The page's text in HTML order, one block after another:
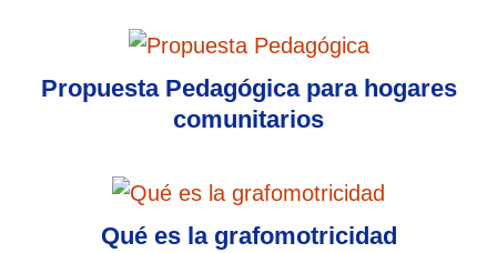
Propuesta Pedagógica para hogares
comunitarios
Qué es la grafomotricidad